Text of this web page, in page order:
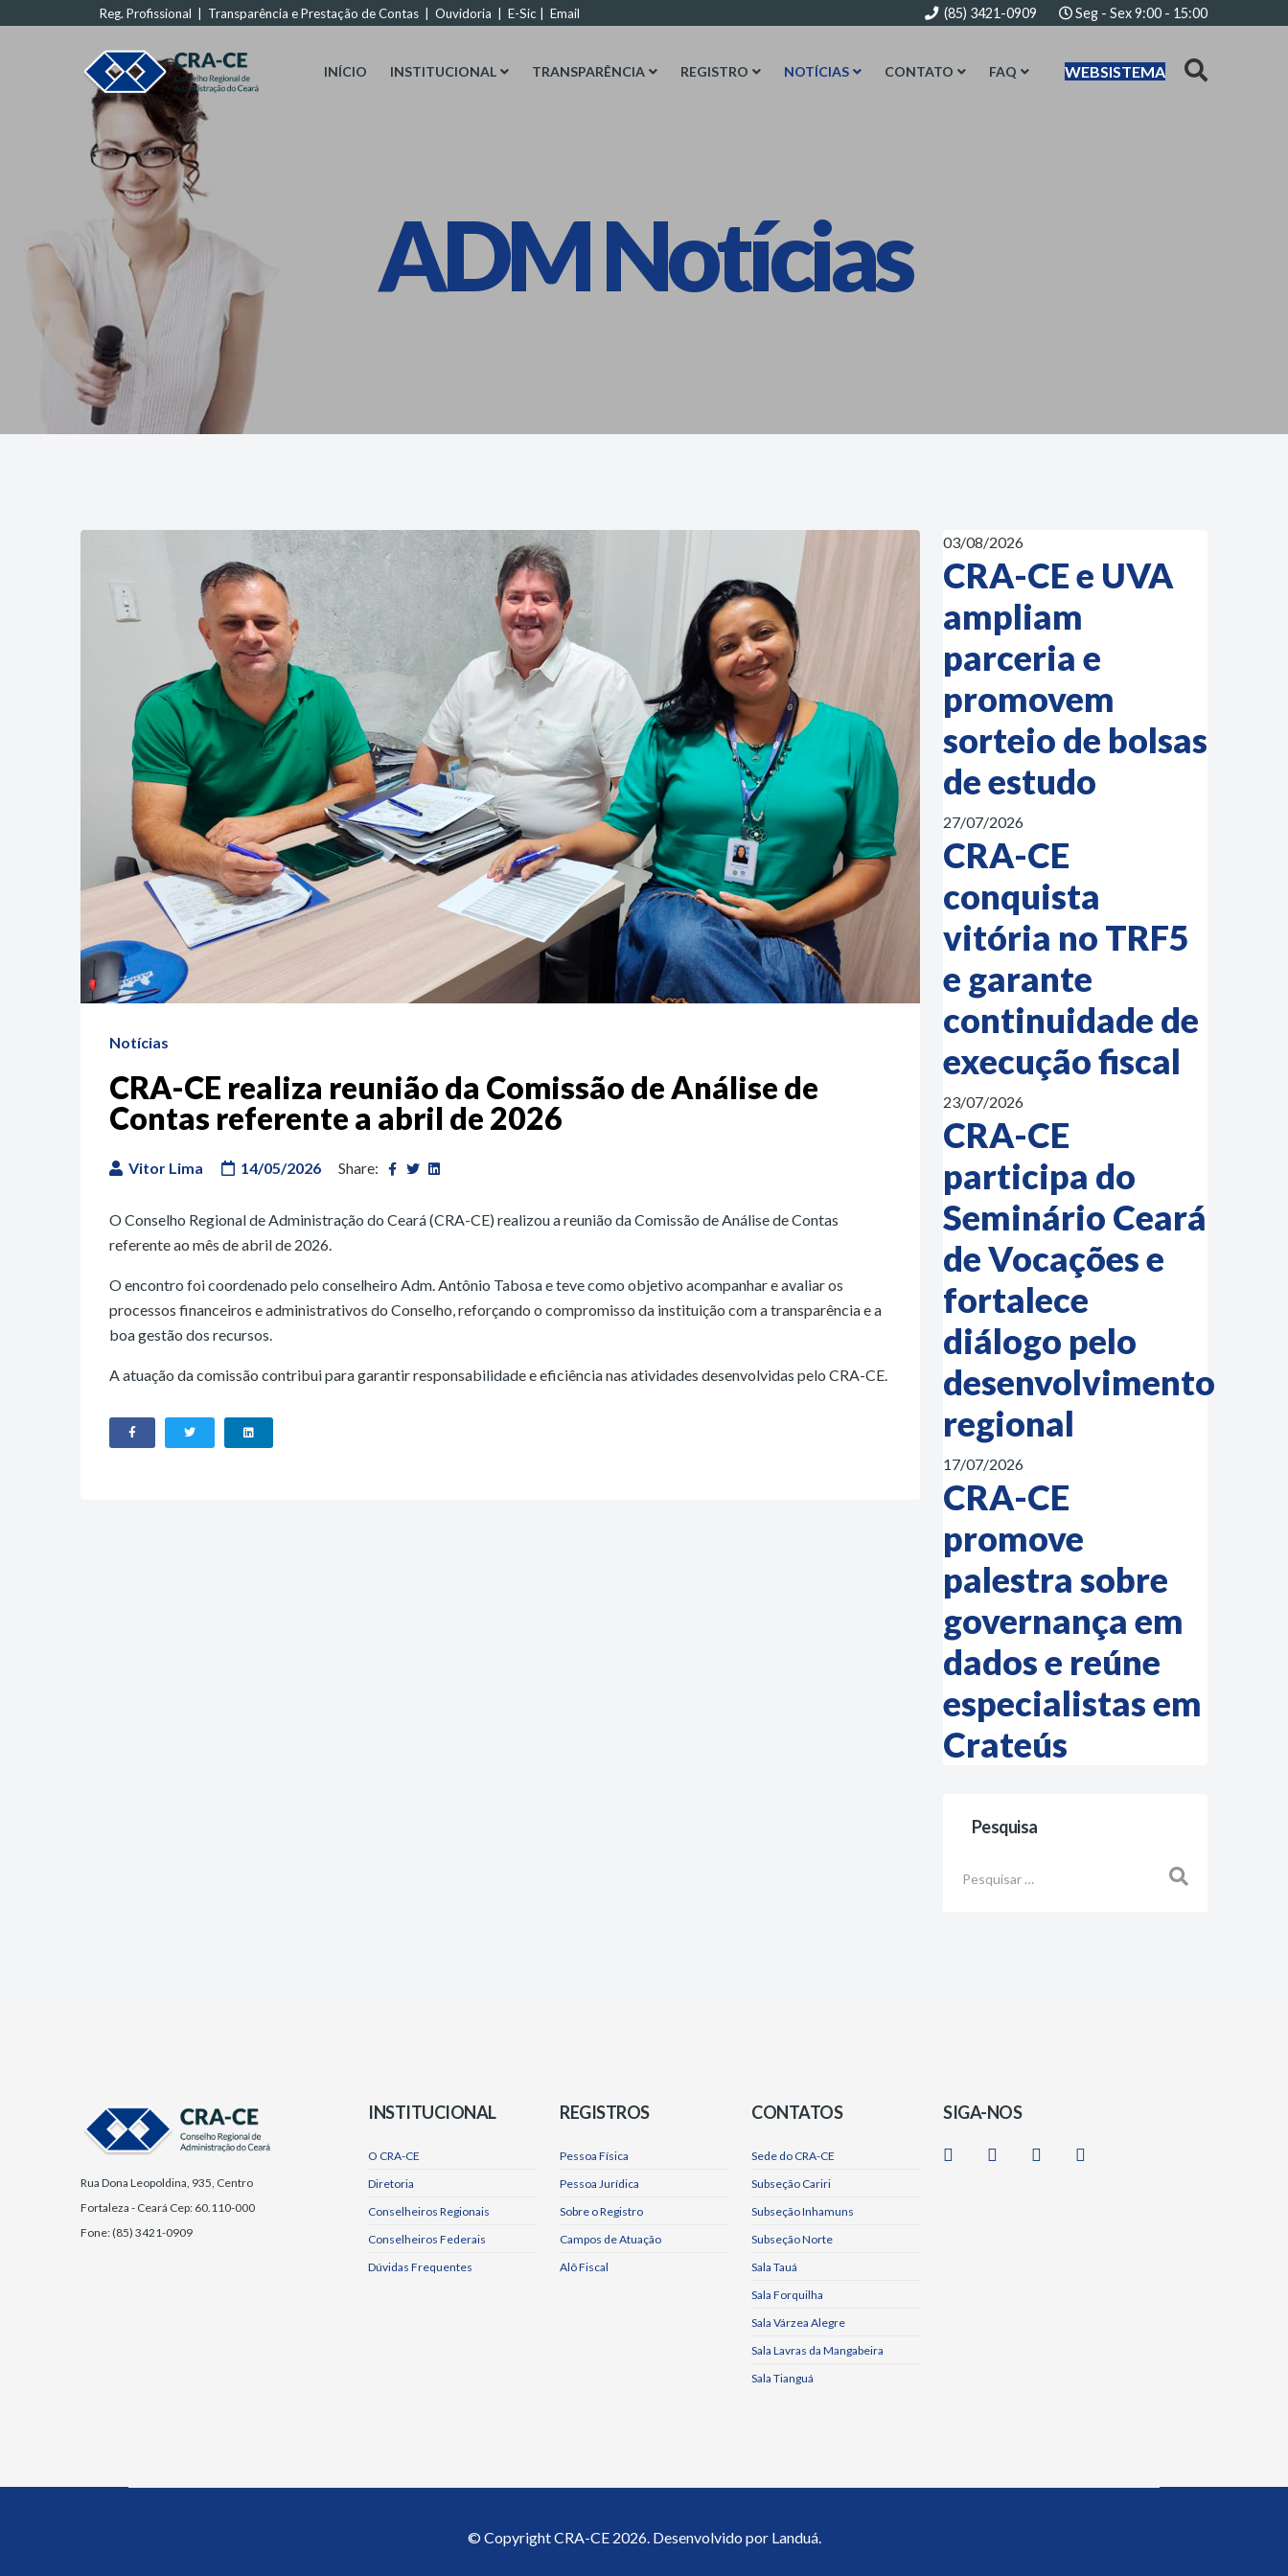
Reg. Profissional Transparência e Prestação de Contas Ouvidoria E-Sic Email (85) 3421-0909 Seg - Sex 9:00 - 15:00
WEBSISTEMA
INÍCIO INSTITUCIONAL TRANSPARÊNCIA REGISTRO NOTÍCIAS CONTATO FAQ
ADM Notícias
Notícias
CRA-CE realiza reunião da Comissão de Análise de
Contas referente a abril de 2026
Vitor Lima 14/05/2026 Share:
O Conselho Regional de Administração do Ceará (CRA-CE) realizou a reunião da Comissão de Análise de Contas
referente ao mês de abril de 2026.
O encontro foi coordenado pelo conselheiro Adm. Antônio Tabosa e teve como objetivo acompanhar e avaliar os
processos financeiros e administrativos do Conselho, reforçando o compromisso da instituição com a transparência e a
boa gestão dos recursos.
A atuação da comissão contribui para garantir responsabilidade e eficiência nas atividades desenvolvidas pelo CRA-CE.
03/08/2026
CRA-CE e UVA
ampliam
parceria e
promovem
sorteio de bolsas
de estudo
27/07/2026
CRA-CE
conquista
vitória no TRF5
e garante
continuidade de
execução fiscal
23/07/2026
CRA-CE
participa do
Seminário Ceará
de Vocações e
fortalece
diálogo pelo
desenvolvimento
regional
17/07/2026
CRA-CE
promove
palestra sobre
governança em
dados e reúne
especialistas em
Crateús
Pesquisa
Rua Dona Leopoldina, 935, Centro
Fortaleza - Ceará Cep: 60.110-000
Fone: (85) 3421-0909
INSTITUCIONAL
O CRA-CE
Diretoria
Conselheiros Regionais
Conselheiros Federais
Dúvidas Frequentes
REGISTROS
Pessoa Física
Pessoa Jurídica
Sobre o Registro
Campos de Atuação
Alô Fiscal
CONTATOS
Sede do CRA-CE
Subseção Cariri
Subseção Inhamuns
Subseção Norte
Sala Tauá
Sala Forquilha
Sala Várzea Alegre
Sala Lavras da Mangabeira
Sala Tianguá
SIGA-NOS
© CopyrightCRA-CE2026. Desenvolvido por Landuá.